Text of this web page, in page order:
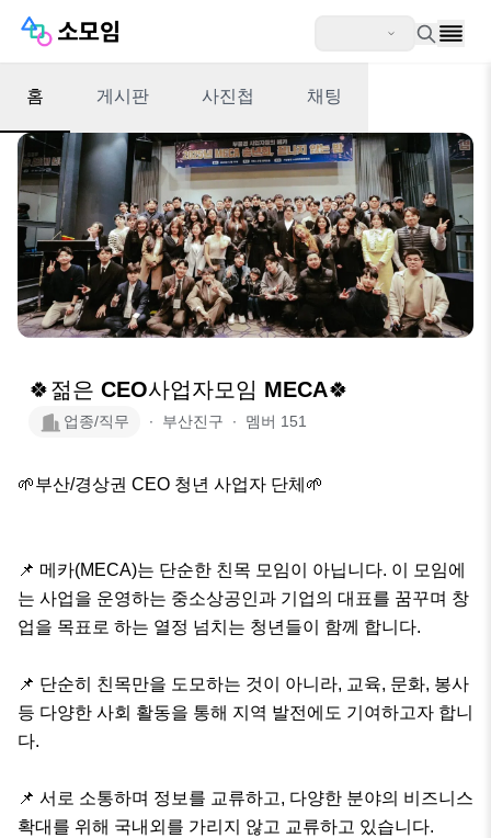
홈 게시판 사진첩 채팅
🍀젊은 CEO사업자모임 MECA🍀
업종/직무 ∙ 부산진구 ∙ 멤버 151
🌱부산/경상권 CEO 청년 사업자 단체🌱
📌 메카(MECA)는 단순한 친목 모임이 아닙니다. 이 모임에
는 사업을 운영하는 중소상공인과 기업의 대표를 꿈꾸며 창
업을 목표로 하는 열정 넘치는 청년들이 함께 합니다.
📌 단순히 친목만을 도모하는 것이 아니라, 교육, 문화, 봉사
등 다양한 사회 활동을 통해 지역 발전에도 기여하고자 합니
다.
📌 서로 소통하며 정보를 교류하고, 다양한 분야의 비즈니스
확대를 위해 국내외를 가리지 않고 교류하고 있습니다.